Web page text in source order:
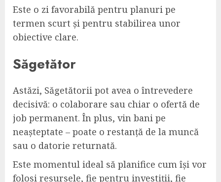
Este o zi favorabilă pentru planuri pe
termen scurt și pentru stabilirea unor
obiective clare.
Săgetător
Astăzi, Săgetătorii pot avea o întrevedere
decisivă: o colaborare sau chiar o ofertă de
job permanent. În plus, vin bani pe
neașteptate – poate o restanță de la muncă
sau o datorie returnată.
Este momentul ideal să planifice cum își vor
folosi resursele, fie pentru investiții, fie